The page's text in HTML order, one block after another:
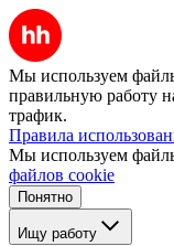
Мы используем
правильную работу
трафик.
Правила
Мы используем
файлов cookie
Понятно
Ищу работу